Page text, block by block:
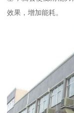
效果，增加能耗。